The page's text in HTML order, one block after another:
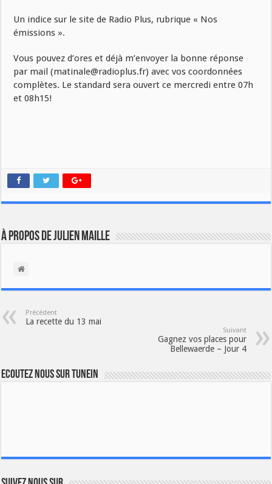
Un indice sur le site de Radio Plus, rubrique « Nos
émissions ».
Vous pouvez d’ores et déjà m’envoyer la bonne réponse
par mail (matinale@radioplus.fr) avec vos coordonnées
complètes. Le standard sera ouvert ce mercredi entre 07h
et 08h15!
À propos de Julien Maille
Précédent
La recette du 13 mai
Suivant
Gagnez vos places pour
Bellewaerde – Jour 4
Ecoutez nous sur TuneIn